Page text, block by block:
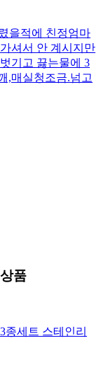
을적에 친정엄마
셔서 안 계시지만
기고 끓는물에 3
,매실청조금.넘고
품
종세트 스테인리